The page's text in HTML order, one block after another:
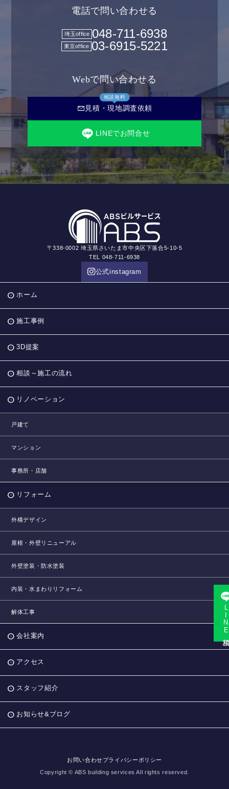
電話で問い合わせる
埼玉office 048-711-6938
東京office 03-6915-5221
Webで問い合わせる
相談無料
mail見積・現地調査依頼
LINEでお問合せ
〒338-0002 埼玉県さいたま市中央区下落合5-10-5
TEL 048-711-6938
公式instagram
ホーム
施工事例
3D提案
相談～施工の流れ
リノベーション
戸建て
マンション
事務所・店舗
リフォーム
外構デザイン
屋根・外壁リニューアル
外壁塗装・防水塗装
内装・水まわりリフォーム
解体工事
会社案内
アクセス
スタッフ紹介
お知らせ&ブログ
お問い合わせプライバシーポリシー
Copyright © ABS building services All rights reserved.